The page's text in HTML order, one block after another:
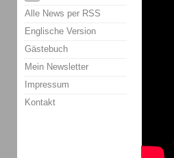
Alle News per RSS
Englische Version
Gästebuch
Mein Newsletter
Impressum
Kontakt